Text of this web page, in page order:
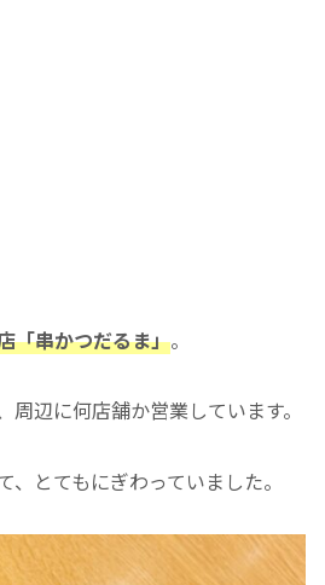
「串かつだるま」。
周辺に何店舗か営業しています。
、とてもにぎわっていました。